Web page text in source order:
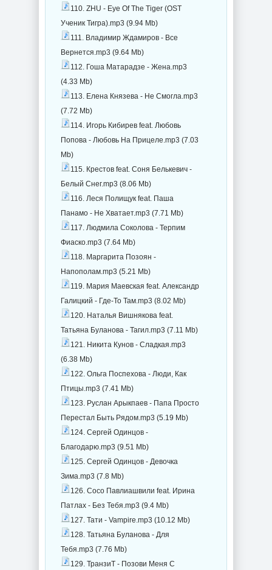
110. ZHU - Eye Of The Tiger (OST
Ученик Тигра).mp3 (9.94 Mb)
111. Владимир Ждамиров - Все
Вернется.mp3 (9.64 Mb)
112. Гоша Матарадзе - Жена.mp3
(4.33 Mb)
113. Елена Князева - Не Смогла.mp3
(7.72 Mb)
114. Игорь Кибирев feat. Любовь
Попова - Любовь На Прицеле.mp3 (7.03
Mb)
115. Крестов feat. Соня Белькевич -
Белый Снег.mp3 (8.06 Mb)
116. Леся Полищук feat. Паша
Панамо - Не Хватает.mp3 (7.71 Mb)
117. Людмила Соколова - Терпим
Фиаско.mp3 (7.64 Mb)
118. Маргарита Позоян -
Напополам.mp3 (5.21 Mb)
119. Мария Маевская feat. Александр
Галицкий - Где-То Там.mp3 (8.02 Mb)
120. Наталья Вишнякова feat.
Татьяна Буланова - Тагил.mp3 (7.11 Mb)
121. Никита Кунов - Сладкая.mp3
(6.38 Mb)
122. Ольга Поспехова - Люди, Как
Птицы.mp3 (7.41 Mb)
123. Руслан Арыкпаев - Папа Просто
Перестал Быть Рядом.mp3 (5.19 Mb)
124. Сергей Одинцов -
Благодарю.mp3 (9.51 Mb)
125. Сергей Одинцов - Девочка
Зима.mp3 (7.8 Mb)
126. Сосо Павлиашвили feat. Ирина
Патлах - Без Тебя.mp3 (9.4 Mb)
127. Тати - Vampire.mp3 (10.12 Mb)
128. Татьяна Буланова - Для
Тебя.mp3 (7.76 Mb)
129. ТранзиТ - Позови Меня С